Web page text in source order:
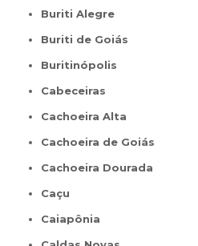
Buriti Alegre
Buriti de Goiás
Buritinópolis
Cabeceiras
Cachoeira Alta
Cachoeira de Goiás
Cachoeira Dourada
Caçu
Caiapônia